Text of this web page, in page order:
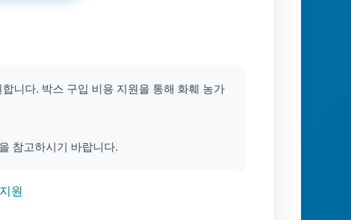
니다. 박스 구입 비용 지원을 통해 화훼 농가
참고하시기 바랍니다.
원